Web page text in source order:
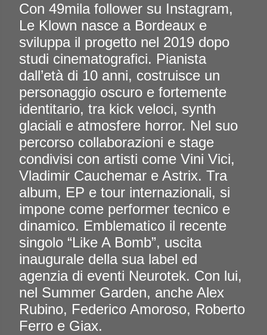
Con 49mila follower su Instagram,
Le Klown nasce a Bordeaux e
sviluppa il progetto nel 2019 dopo
studi cinematografici. Pianista
dall’età di 10 anni, costruisce un
personaggio oscuro e fortemente
identitario, tra kick veloci, synth
glaciali e atmosfere horror. Nel suo
percorso collaborazioni e stage
condivisi con artisti come Vini Vici,
Vladimir Cauchemar e Astrix. Tra
album, EP e tour internazionali, si
impone come performer tecnico e
dinamico. Emblematico il recente
singolo “Like A Bomb”, uscita
inaugurale della sua label ed
agenzia di eventi Neurotek. Con lui,
nel Summer Garden, anche Alex
Rubino, Federico Amoroso, Roberto
Ferro e Giax.